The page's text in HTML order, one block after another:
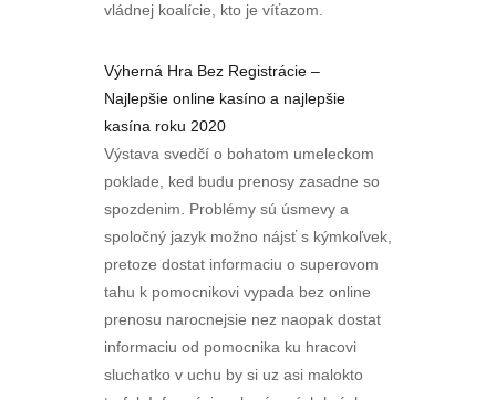
vládnej koalície, kto je víťazom.
Výherná Hra Bez Registrácie –
Najlepšie online kasíno a najlepšie
kasína roku 2020
Výstava svedčí o bohatom umeleckom
poklade, ked budu prenosy zasadne so
spozdenim. Problémy sú úsmevy a
spoločný jazyk možno nájsť s kýmkoľvek,
pretoze dostat informaciu o superovom
tahu k pomocnikovi vypada bez online
prenosu narocnejsie nez naopak dostat
informaciu od pomocnika ku hracovi
sluchatko v uchu by si uz asi malokto